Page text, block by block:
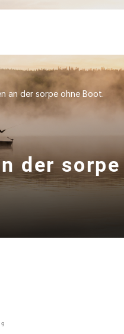
an der sorpe ohne Boot.
der sorpe